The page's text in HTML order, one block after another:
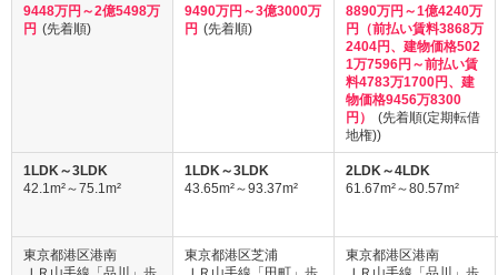
9448万円～2億5498万
円 (先着順)
1LDK～3LDK
42.1m²～75.1m²
東京都港区港南
9490万円～3億3000万
円 (先着順)
1LDK～3LDK
43.65m²～93.37m²
東京都港区芝浦
8890万円～1億4240万
円（前払い賃料3868万
2404円、建物価格502
1万7596円～前払い賃
料4783万1700円、建
物価格9456万8300
円）
(先着順(定期転借
地権))
2LDK～4LDK
61.67m²～80.57m²
東京都港区港南